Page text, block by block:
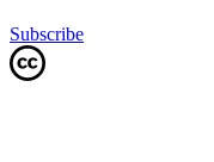
Subscribe